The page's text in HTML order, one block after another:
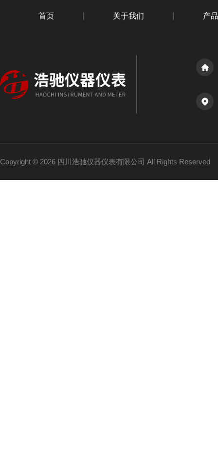
首页 关于我们 产
Copyright © 2026 四川浩驰仪器仪表有限公司 All Rights Reserved